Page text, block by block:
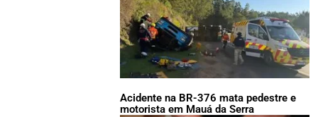
Acidente na BR-376 mata pedestre e
motorista em Mauá da Serra